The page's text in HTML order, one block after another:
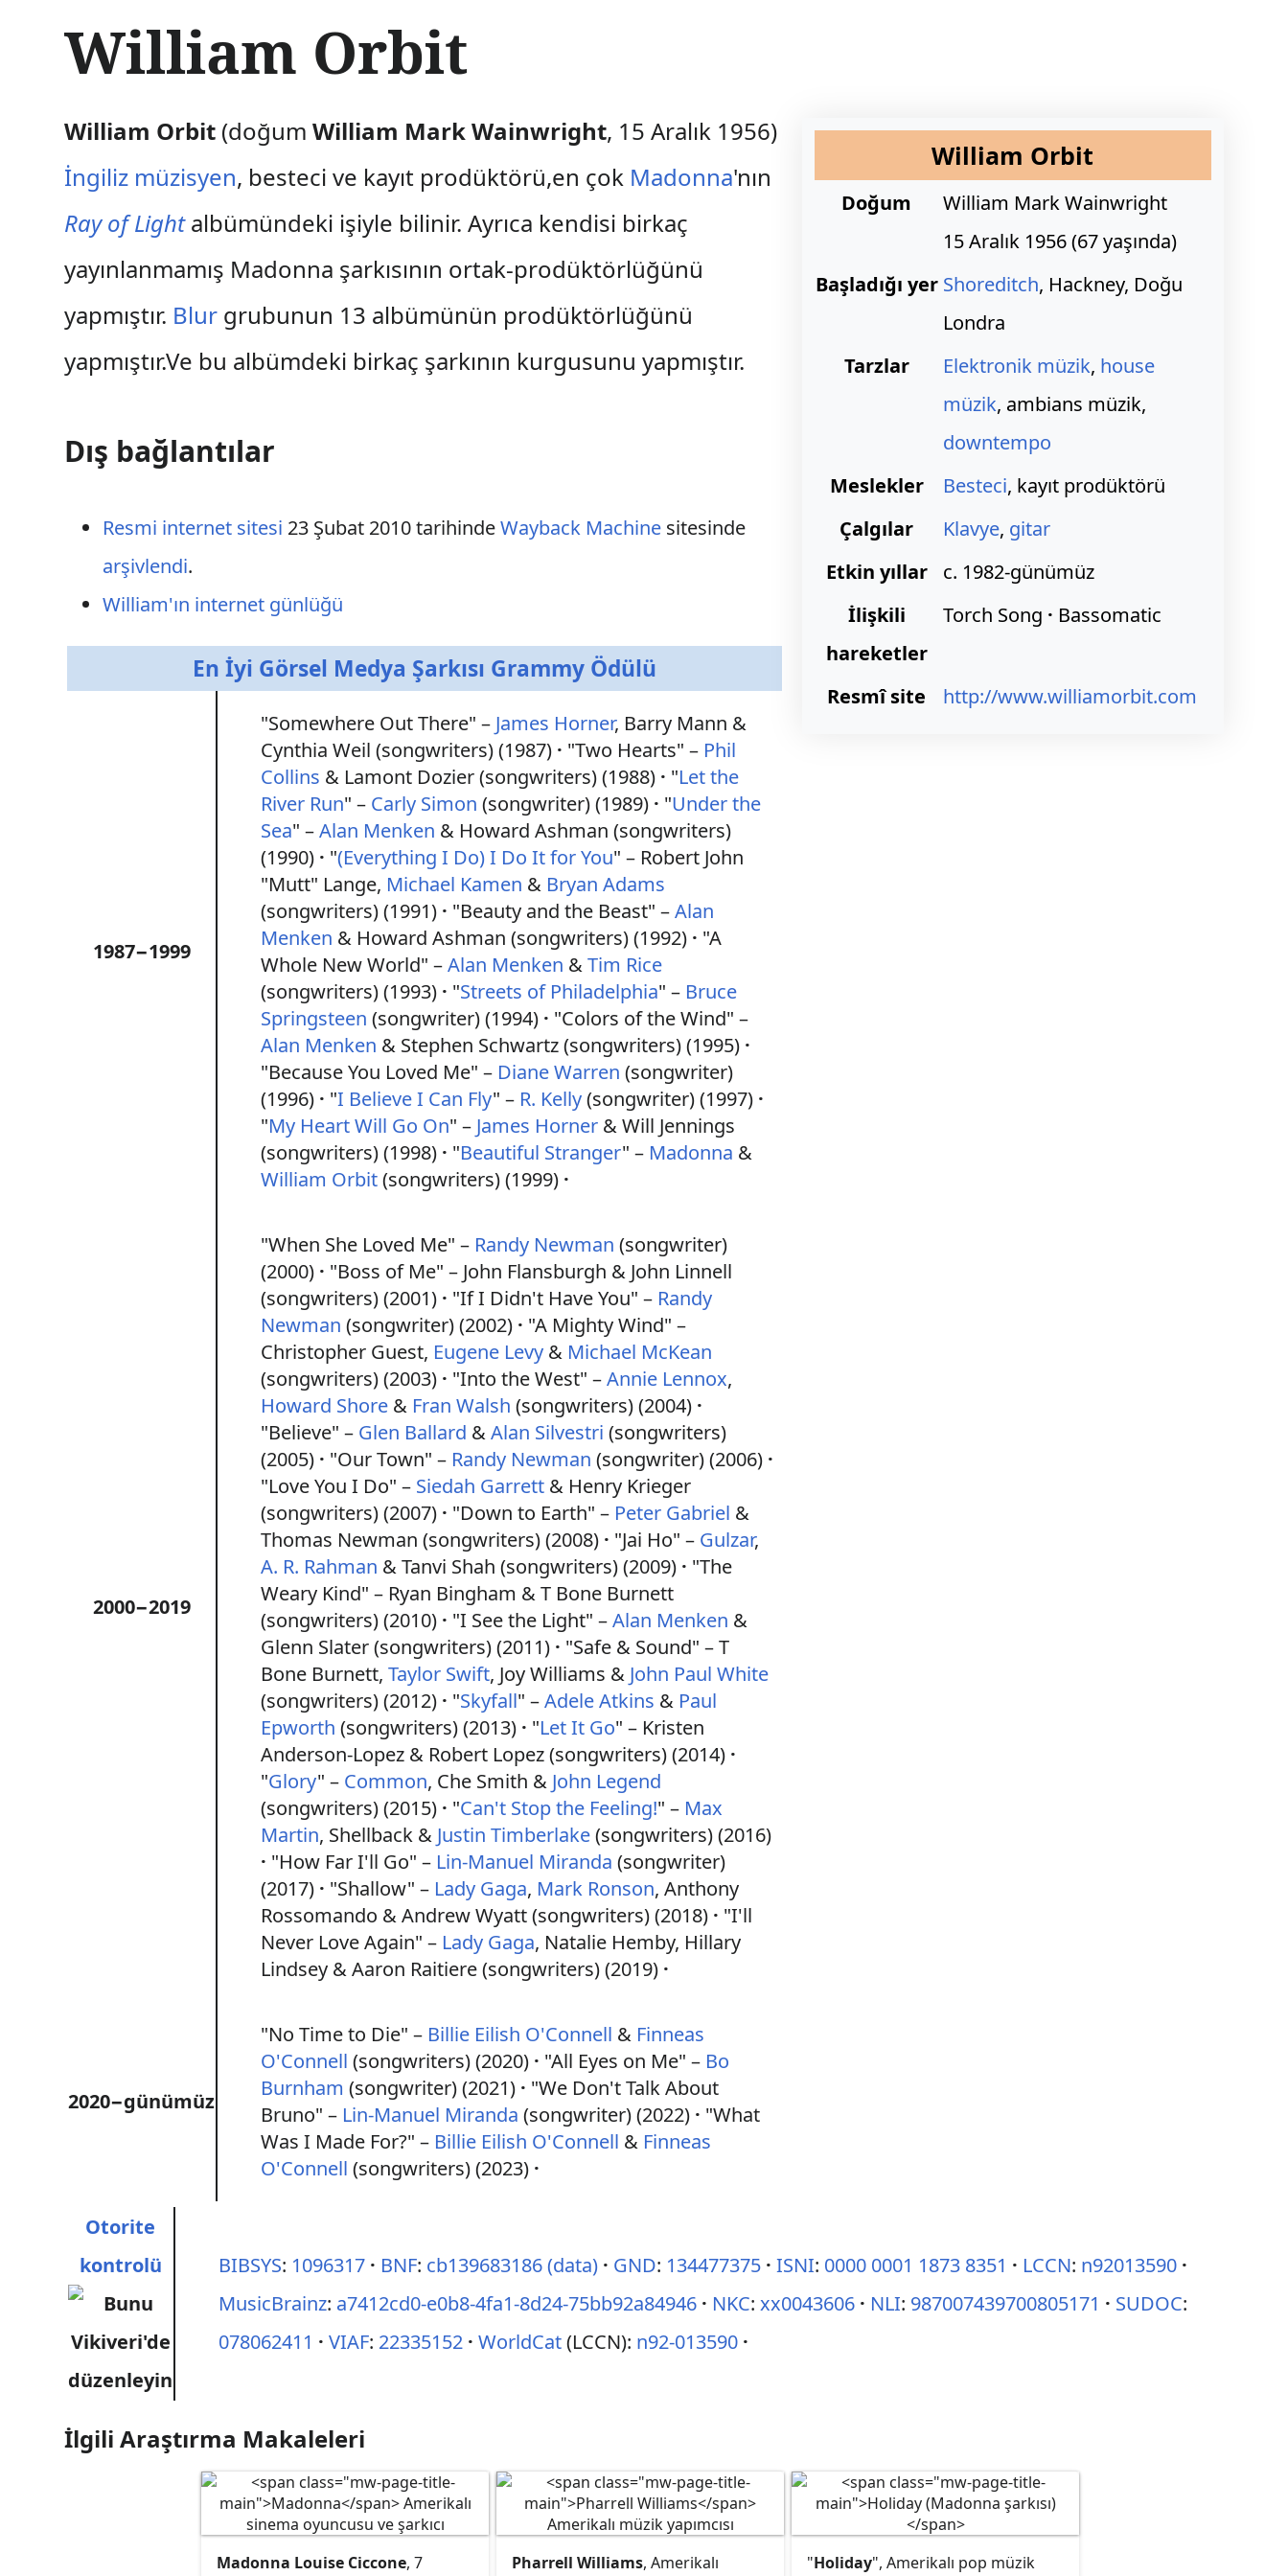
ç
e
e
t
a
William Orbit
William Orbit
Doğum
William Mark Wainwright
15 Aralık 1956(67 yaşında)
Başladığı yer Shoreditch, Hackney, Doğu
Londra
Tarzlar
Elektronik müzik, house
müzik, ambians müzik,
downtempo
Meslekler
Besteci, kayıt prodüktörü
Çalgılar
Klavye, gitar
Etkin yıllar
c. 1982-günümüz
İlişkili
hareketler
Torch Song · Bassomatic
Resmî site http://www.williamorbit.com
William Orbit (doğumWilliam Mark Wainwright, 15 Aralık 1956)
İngiliz müzisyen, besteci ve kayıt prodüktörü,en çok Madonna'nın
Ray of Lightalbümündeki işiyle bilinir. Ayrıca kendisi birkaç
yayınlanmamış Madonna şarkısının ortak-prodüktörlüğünü
yapmıştır. Blur grubunun 13 albümünün prodüktörlüğünü
yapmıştır.Ve bu albümdeki birkaç şarkının kurgusunu yapmıştır.
Dış bağlantılar
Resmi internet sitesi 23 Şubat 2010 tarihindeWayback Machine sitesinde
arşivlendi.
William'ın internet günlüğü
En İyi Görsel Medya Şarkısı Grammy Ödülü
1987−1999
"Somewhere Out There" – James Horner, Barry Mann &
Cynthia Weil (songwriters) (1987)
"Two Hearts" – Phil
Collins & Lamont Dozier (songwriters) (1988) "Let the
River Run" – Carly Simon (songwriter) (1989) "Under the
Sea" –Alan Menken & Howard Ashman (songwriters)
(1990)
"(Everything I Do) I Do It for You" – Robert John
"Mutt" Lange, Michael Kamen & Bryan Adams
(songwriters) (1991)
"Beauty and the Beast" –Alan
Menken & Howard Ashman (songwriters) (1992)
"A
Whole New World" –Alan Menken &Tim Rice
(songwriters) (1993)
"Streets of Philadelphia" – Bruce
Springsteen (songwriter) (1994)
"Colors of the Wind" –
Alan Menken & Stephen Schwartz (songwriters) (1995)
"Because You Loved Me" – Diane Warren (songwriter)
(1996)
"I Believe I Can Fly" – R. Kelly(songwriter) (1997)
"My Heart Will Go On" – James Horner & Will Jennings
(songwriters) (1998)
"Beautiful Stranger" – Madonna &
William Orbit(songwriters) (1999)
2000−2019
"When She Loved Me" – Randy Newman (songwriter)
(2000)
"Boss of Me" – John Flansburgh & John Linnell
(songwriters) (2001)
"If I Didn't Have You" – Randy
Newman (songwriter) (2002)
"A Mighty Wind" –
Christopher Guest, Eugene Levy & Michael McKean
(songwriters) (2003)
"Into the West" –Annie Lennox,
Howard Shore & Fran Walsh (songwriters) (2004)
"Believe" – Glen Ballard &Alan Silvestri (songwriters)
(2005)
"Our Town" – Randy Newman (songwriter) (2006)
"Love You I Do" – Siedah Garrett & Henry Krieger
(songwriters) (2007)
"Down to Earth" – Peter Gabriel &
Thomas Newman (songwriters) (2008)
"Jai Ho" – Gulzar,
A. R. Rahman & Tanvi Shah (songwriters) (2009)
"The
Weary Kind" – Ryan Bingham & T Bone Burnett
(songwriters) (2010)
"I See the Light" –Alan Menken &
Glenn Slater (songwriters) (2011)
"Safe & Sound" – T
Bone Burnett,Taylor Swift, Joy Williams & John Paul White
(songwriters) (2012)
"Skyfall" –Adele Atkins & Paul
Epworth (songwriters) (2013) "Let It Go" – Kristen
Anderson-Lopez & Robert Lopez (songwriters) (2014)
"Glory" – Common, Che Smith & John Legend
(songwriters) (2015)
"Can't Stop the Feeling!" – Max
Martin, Shellback & Justin Timberlake(songwriters) (2016)
"How Far I'll Go" – Lin-Manuel Miranda (songwriter)
(2017)
"Shallow" – Lady Gaga, Mark Ronson, Anthony
Rossomando & Andrew Wyatt (songwriters) (2018)
"I'll
Never Love Again" – Lady Gaga, Natalie Hemby, Hillary
Lindsey & Aaron Raitiere (songwriters) (2019)
2020−günümüz
"No Time to Die" – Billie Eilish O'Connell & Finneas
O'Connell (songwriters) (2020) "All Eyes on Me" – Bo
Burnham (songwriter) (2021)
"We Don't Talk About
Bruno" – Lin-Manuel Miranda (songwriter) (2022)
"What
Was I Made For?" – Billie Eilish O'Connell & Finneas
O'Connell (songwriters) (2023)
Otorite
kontrolü
BIBSYS: 1096317 BNF: cb139683186(data) GND: 134477375 ISNI: 0000 0001 1873 8351 LCCN: n92013590
MusicBrainz: a7412cd0-e0b8-4fa1-8d24-75bb92a84946 NKC:xx0043606 NLI: 987007439700805171 SUDOC:
078062411
VIAF: 22335152 WorldCat(LCCN): n92-013590
İlgili Araştırma Makaleleri
Madonna Louise Ciccone, 7
Pharrell Williams, Amerikalı
"Holiday", Amerikalı pop müzik